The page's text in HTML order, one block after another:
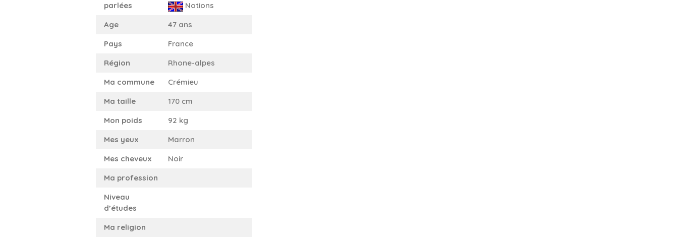
parlées
Notions
Age
47 ans
Pays
France
Région
Rhone-alpes
Ma commune
Crémieu
Ma taille
170 cm
Mon poids
92 kg
Mes yeux
Marron
Mes cheveux
Noir
Ma profession
Niveau
d’études
Ma religion